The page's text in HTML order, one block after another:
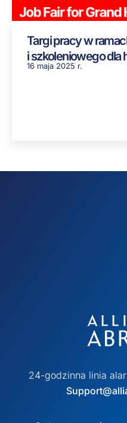
Targi pracy w
i szkoleniowego dla
16 maja 2025 r.
24-godzinna linia